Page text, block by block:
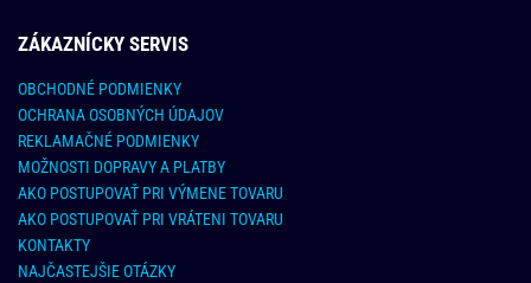
ZÁKAZNÍCKY SERVIS
OBCHODNÉ PODMIENKY
OCHRANA OSOBNÝCH ÚDAJOV
REKLAMAČNÉ PODMIENKY
MOŽNOSTI DOPRAVY A PLATBY
AKO POSTUPOVAŤ PRI VÝMENE TOVARU
AKO POSTUPOVAŤ PRI VRÁTENI TOVARU
KONTAKTY
NAJČASTEJŠIE OTÁZKY